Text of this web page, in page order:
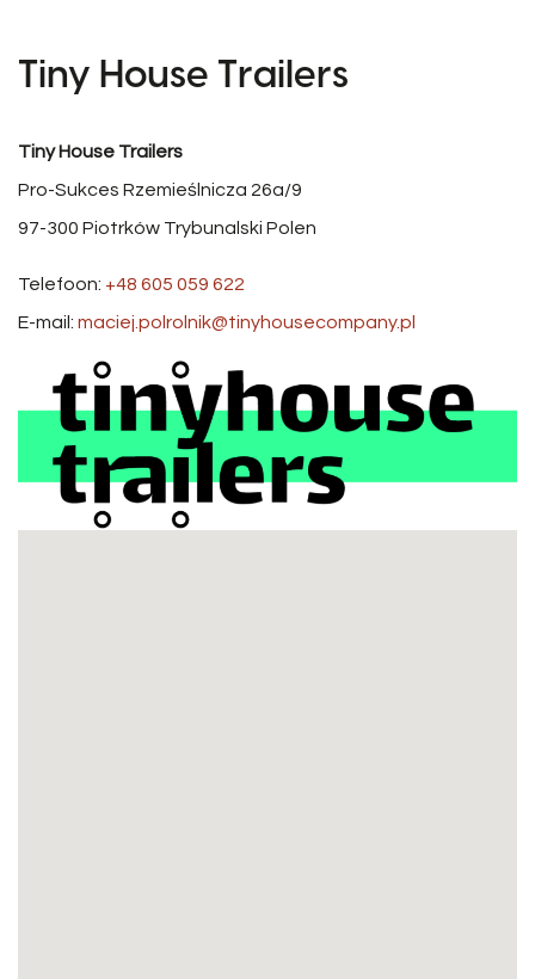
Tiny House Trailers
Tiny House Trailers
Pro-Sukces Rzemieślnicza 26a/9
97-300 Piotrków Trybunalski Polen
Telefoon: +48 605 059 622
E-mail: maciej.polrolnik@tinyhousecompany.pl